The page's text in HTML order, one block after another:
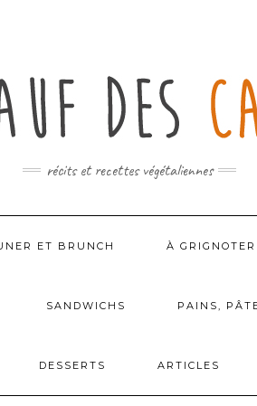
récits et recettes végétaliennes
ET BRUNCH À GRIGNOTER
SANDWICHS PAINS,
DESSERTS ARTICLES